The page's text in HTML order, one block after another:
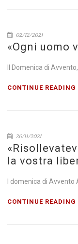
02/12/2021
«Ogni uomo
II Domenica di
CONTINUE READING
26/11/2021
la vostra
I domenica di Avvento
CONTINUE READING